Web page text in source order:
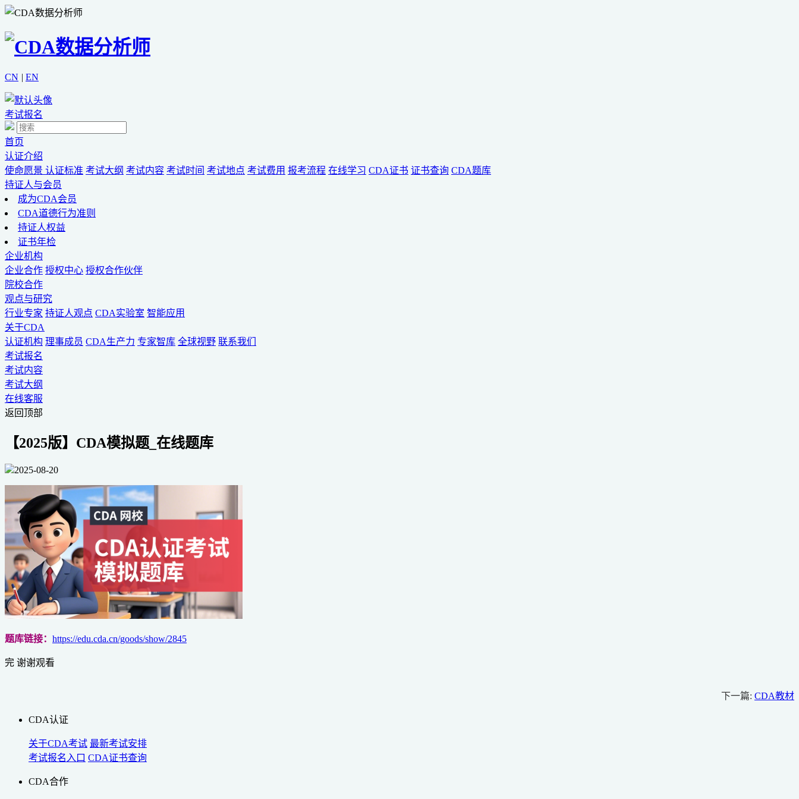
CN | EN
考试报名
首页
认证介绍
使命愿景 认证标准 考试大纲 考试内容 考试时间 考试地点 考试费用 报考流程 在线学习 CDA证书 证书查询 CDA题库
持证人与会员
成为CDA会员
CDA道德行为准则
持证人权益
证书年检
企业机构
企业合作 授权中心 授权合作伙伴
院校合作
观点与研究
行业专家 持证人观点 CDA实验室 智能应用
关于CDA
认证机构 理事成员 CDA生产力 专家智库 全球视野 联系我们
考试报名
考试内容
考试大纲
在线客服
返回顶部
【2025版】CDA模拟题_在线题库
2025-08-20
题库链接： https://edu.cda.cn/goods/show/2845
完 谢谢观看
下一篇: CDA教材
CDA认证
关于CDA考试 最新考试安排
考试报名入口 CDA证书查询
CDA合作